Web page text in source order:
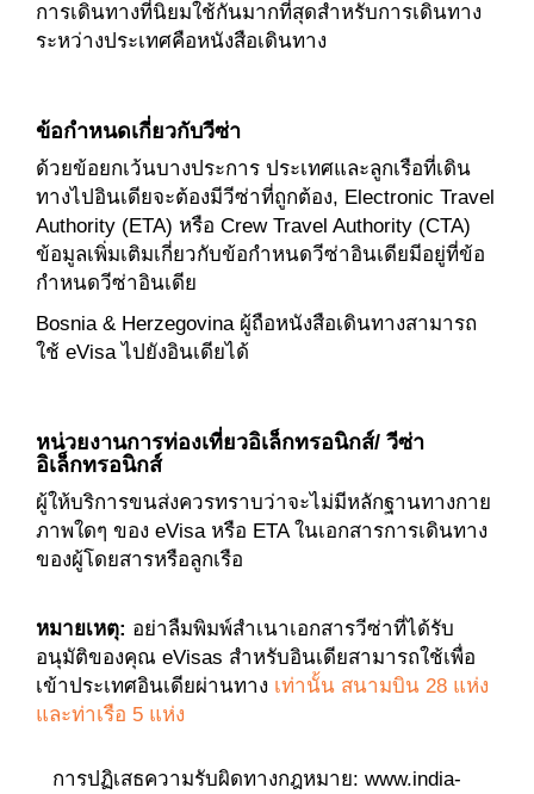
การเดินทางที่นิยมใช้กันมากที่สุดสำหรับการเดินทาง
ระหว่างประเทศคือหนังสือเดินทาง
ข้อกำหนดเกี่ยวกับวีซ่า
ด้วยข้อยกเว้นบางประการ ประเทศและลูกเรือที่เดิน
ทางไปอินเดียจะต้องมีวีซ่าที่ถูกต้อง, Electronic Travel
Authority (ETA) หรือ Crew Travel Authority (CTA)
ข้อมูลเพิ่มเติมเกี่ยวกับข้อกำหนดวีซ่าอินเดียมีอยู่ที่ข้อ
กำหนดวีซ่าอินเดีย
Bosnia & Herzegovina ผู้ถือหนังสือเดินทางสามารถ
ใช้ eVisa ไปยังอินเดียได้
หน่วยงานการท่องเที่ยวอิเล็กทรอนิกส์/ วีซ่า
อิเล็กทรอนิกส์
ผู้ให้บริการขนส่งควรทราบว่าจะไม่มีหลักฐานทางกาย
ภาพใดๆ ของ eVisa หรือ ETA ในเอกสารการเดินทาง
ของผู้โดยสารหรือลูกเรือ
หมายเหตุ: อย่าลืมพิมพ์สำเนาเอกสารวีซ่าที่ได้รับ
อนุมัติของคุณ eVisas สำหรับอินเดียสามารถใช้เพื่อ
เข้าประเทศอินเดียผ่านทาง เท่านั้น สนามบิน 28 แห่ง
และท่าเรือ 5 แห่ง